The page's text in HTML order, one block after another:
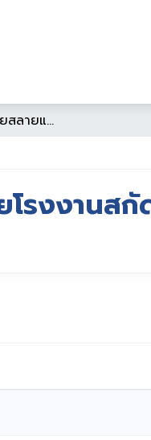
การปรับปรุงการย่อยสลายแบบไร้อากาศของน้ำเสียโรงงานสกัดน้ำมันปาล์มด้วยกระบวนการโอโซเนชั่น
โรงงานส